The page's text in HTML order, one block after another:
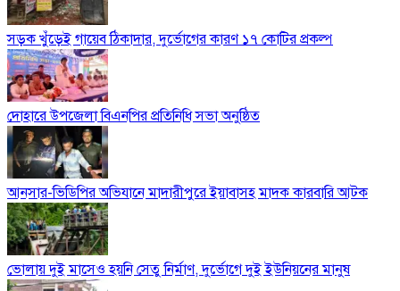
সড়ক খুঁড়েই গায়েব ঠিকাদার, দুর্ভোগের কারণ ১৭ কোটির প্রকল্প
দোহারে উপজেলা বিএনপির প্রতিনিধি সভা অনুষ্ঠিত
আনসার-ভিডিপির অভিযানে মাদারীপুরে ইয়াবাসহ মাদক কারবারি আটক
ভোলায় দুই মাসেও হয়নি সেতু নির্মাণ, দুর্ভোগে দুই ইউনিয়নের মানুষ